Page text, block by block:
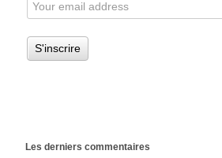
Les derniers commentaires